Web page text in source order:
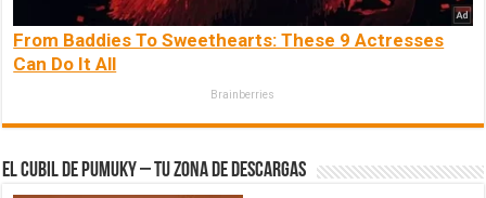
From Baddies To Sweethearts: These 9 Actresses
Can Do It All
Brainberries
El Cubil de Pumuky – Tu zona de Descargas